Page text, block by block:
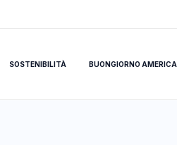
SOSTENIBILITÀ BUONGIORNO AMERICA